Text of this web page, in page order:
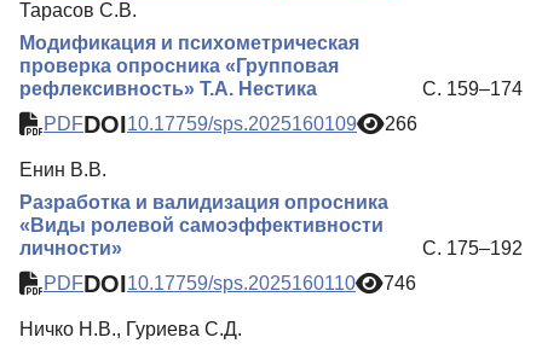
Тарасов С.В.
Модификация и психометрическая
проверка опросника «Групповая
рефлексивность» Т.А. Нестика
С. 159–174
PDFDOI10.17759/sps.2025160109 266
Енин В.В.
Разработка и валидизация опросника
«Виды ролевой самоэффективности
личности»
С. 175–192
PDFDOI10.17759/sps.2025160110 746
Ничко Н.В., Гуриева С.Д.